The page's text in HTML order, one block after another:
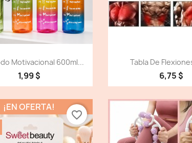
Vista detallada
Motivacional 600ml...
1,99 $
Vista
Tabla De
6,75 $
¡EN OFERTA!
favorite_border